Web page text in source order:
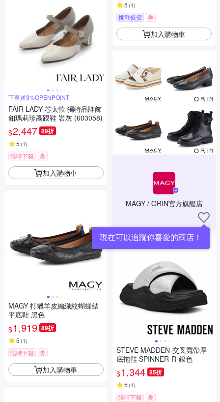
下單送3%OPENPOINT
FAIR LADY 芯太軟 獨特品牌飾
釦瑪莉珍高跟鞋 岩灰 (603058)
$2,447 89折
5 (1)
限時下殺 券
加入購物車
MAGY 打蠟羊皮編織紋蝴蝶結
平底鞋 黑色
$1,919 89折
5 (1)
限時下殺 券
加入購物車
5 (1)
挑戰低價 券
加入購物車
MAGY / ORIN官方旗艦店
現在可以追蹤你喜愛的商店！
STEVE MADDEN-交叉寬帶厚
底拖鞋 SPINNER-R-銀色
$1,344 85折
5 (1)
限時下殺 券